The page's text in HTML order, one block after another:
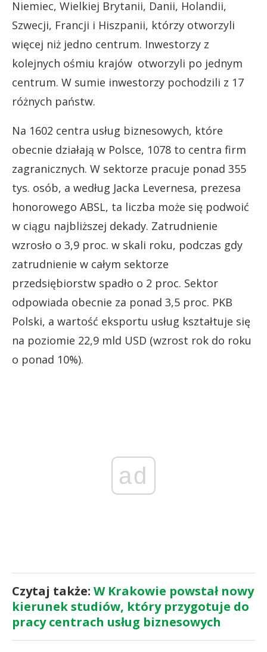
Niemiec, Wielkiej Brytanii, Danii, Holandii,
Szwecji, Francji i Hiszpanii, którzy otworzyli
więcej niż jedno centrum. Inwestorzy z
kolejnych ośmiu krajów otworzyli po jednym
centrum. W sumie inwestorzy pochodzili z 17
różnych państw.
Na 1602 centra usług biznesowych, które
obecnie działają w Polsce, 1078 to centra firm
zagranicznych. W sektorze pracuje ponad 355
tys. osób, a według Jacka Levernesa, prezesa
honorowego ABSL, ta liczba może się podwoić
w ciągu najbliższej dekady. Zatrudnienie
wzrosło o 3,9 proc. w skali roku, podczas gdy
zatrudnienie w całym sektorze
przedsiębiorstw spadło o 2 proc. Sektor
odpowiada obecnie za ponad 3,5 proc. PKB
Polski, a wartość eksportu usług kształtuje się
na poziomie 22,9 mld USD (wzrost rok do roku
o ponad 10%).
ad
Czytaj także: W Krakowie powstał nowy
kierunek studiów, który przygotuje do
pracy centrach usług biznesowych